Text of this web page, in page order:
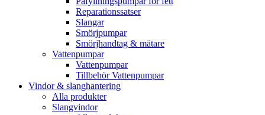
Reparationssatser
Slangar
Smörjpumpar
Smörjhandtag & mätare
Vattenpumpar
Vattenpumpar
Tillbehör Vattenpumpar
Vindor & slanghantering
Alla produkter
Slangvindor